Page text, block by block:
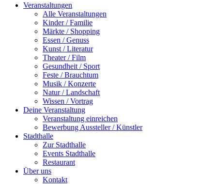
Veranstaltungen
Alle Veranstaltungen
Kinder / Familie
Märkte / Shopping
Essen / Genuss
Kunst / Literatur
Theater / Film
Gesundheit / Sport
Feste / Brauchtum
Musik / Konzerte
Natur / Landschaft
Wissen / Vortrag
Deine Veranstaltung
Veranstaltung einreichen
Bewerbung Aussteller / Künstler
Stadthalle
Zur Stadthalle
Events Stadthalle
Restaurant
Über uns
Kontakt